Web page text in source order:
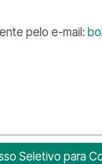
pelo e-mail:
Seletivo para